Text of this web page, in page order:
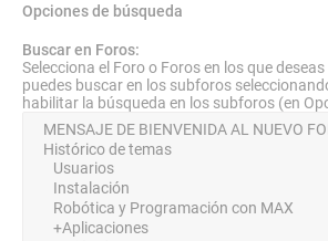
Opciones de búsqueda
Buscar en Foros:
Selecciona el Foro o Foros en los que
puedes buscar en los subforos
habilitar la búsqueda en los subforos (en